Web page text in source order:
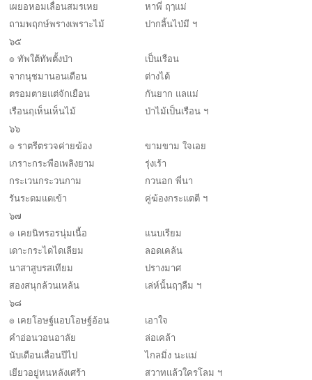
เผยอหอมเลื่อนสมรเหย
หาพี่ ฤๅแม่
ถามพฤกษ์พรางเพราะไม้
ปากลิ้นไป่มี ฯ
๖๕
๏ ทัพใต้ทัพตั้งป่า
เป็นเรือน
จากนุชมานอนเดือน
ต่างไต้
ตรอมตายแต่จักเยือน
กันยาก แลแม่
เรือนฤเห็นเห็นไม้
ป่าไม้เป็นเรือน ฯ
๖๖
๏ ราตรีตรวจค่ายฆ้อง
ขามขาม ใจเอย
เกราะกระพือเพลิงยาม
รุ่งเร้า
กระเวนกระวนกาม
กวนอก พี่นา
รันระดมแดเข้า
คู่ฆ้องกระแตตี ฯ
๖๗
๏ เคยนิทรอรนุ่มเนื้อ
แนบเรียม
เดาะกระไดไดเลียม
ลอดเคล้น
นาสาสูบรสเทียม
ปรางมาศ
สองสนุกล้วนเหล้น
เล่ห์นั้นฤๅลืม ฯ
๖๘
๏ เคยโอษฐ์แอบโอษฐ์อ้อน
เอาใจ
คำอ่อนวอนอาลัย
ล่อเคล้า
นับเดือนเลื่อนปีไป
ไกลมิ่ง นะแม่
เยียวอยู่หนหลังเศร้า
สวาทแล้วใครโลม ฯ